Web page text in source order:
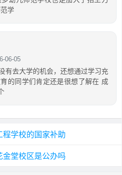
学
06-05
有去大学的机会，还想通过学习充
的同学们肯定还是很想了解在 成
程学校的国家补助
金堂校区是公办吗